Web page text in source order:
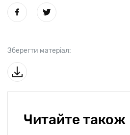
Зберегти матеріал:
Читайте також